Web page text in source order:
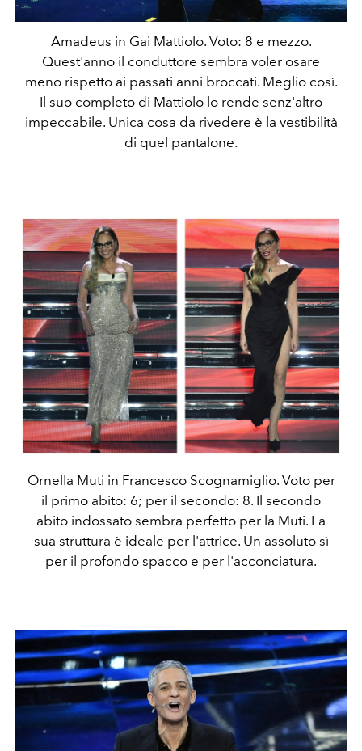
Amadeus in Gai Mattiolo. Voto: 8 e mezzo.
Quest'anno il conduttore sembra voler osare
meno rispetto ai passati anni broccati. Meglio così.
Il suo completo di Mattiolo lo rende senz'altro
impeccabile. Unica cosa da rivedere è la vestibilità
di quel pantalone.
Ornella Muti in Francesco Scognamiglio. Voto per
il primo abito: 6; per il secondo: 8. Il secondo
abito indossato sembra perfetto per la Muti. La
sua struttura è ideale per l'attrice. Un assoluto sì
per il profondo spacco e per l'acconciatura.